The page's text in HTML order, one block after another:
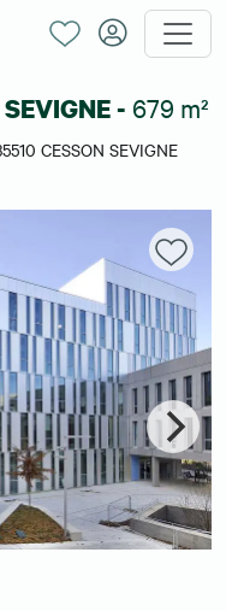
- 679 m²
CESSON SEVIGNE